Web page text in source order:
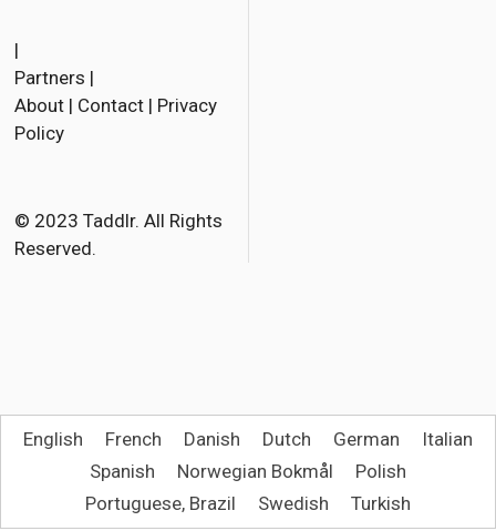
|
Partners |
About | Contact | Privacy
Policy
© 2023 Taddlr. All Rights
Reserved.
English French Danish Dutch German
Italian
Spanish
Norwegian Bokmål
Polish
Portuguese, Brazil
Swedish Turkish